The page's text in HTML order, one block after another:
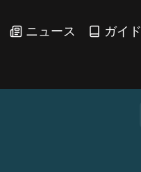
ニュース ガイド